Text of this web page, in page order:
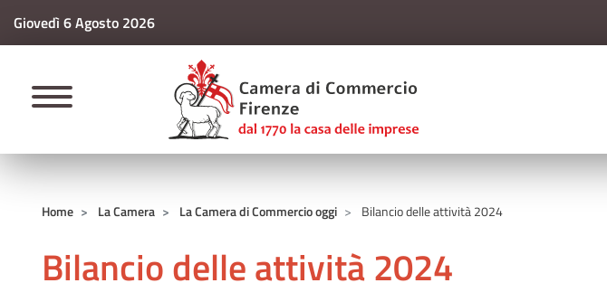
Giovedì 6 Agosto 2026
CAMERE DI COMMERCIO D'ITALIA
Home La Camera La Camera di Commercio oggi Bilancio delle attività 2024
Bilancio delle attività 2024